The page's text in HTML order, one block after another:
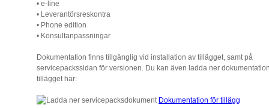
• e-line
• Leverantörsreskontra
• Phone edition
• Konsultanpassningar
Dokumentation finns tillgänglig vid installation av tillägget, samt på
servicepackssidan för versionen. Du kan även ladda ner
tillägget här:
Dokumentation för tillägg